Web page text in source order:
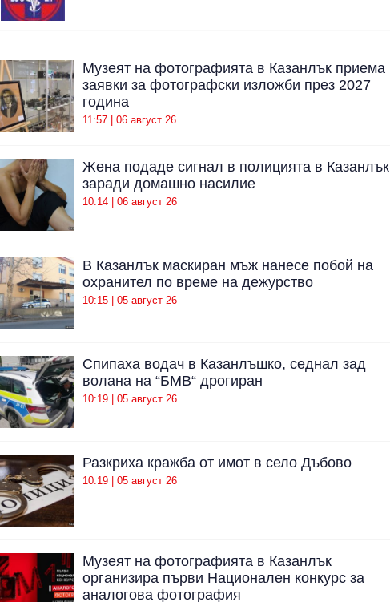
Музеят на фотографията в Казанлък приема
заявки за фотографски изложби през 2027
година
11:57 | 06 август 26
Жена подаде сигнал в полицията в Казанлък
заради домашно насилие
10:14 | 06 август 26
В Казанлък маскиран мъж нанесе побой на
охранител по време на дежурство
10:15 | 05 август 26
Спипаха водач в Казанлъшко, седнал зад
волана на “БМВ“ дрогиран
10:19 | 05 август 26
Разкриха кражба от имот в село Дъбово
10:19 | 05 август 26
Музеят на фотографията в Казанлък
организира първи Национален конкурс за
аналогова фотография